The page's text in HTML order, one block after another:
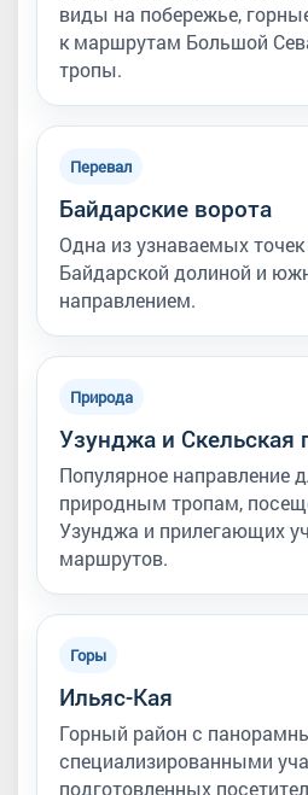
виды на побережье,
к маршрутам Большой
тропы.
Перевал
Байдарские ворота
Одна из узнаваемых
Байдарской долиной и
направлением.
Природа
Узунджа и Скельская
Популярное направление
природным тропам,
Узунджа и прилегающих
маршрутов.
Горы
Ильяс-Кая
Горный район с
специализированными
подготовленных